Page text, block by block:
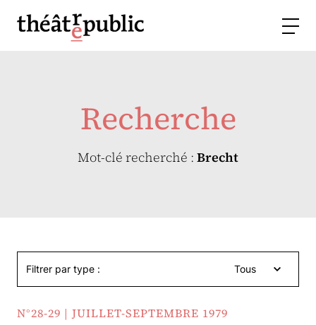
Recherche
Mot-clé recherché : Brecht
Filtrer par type : Tous
N°28-29 | JUILLET-SEPTEMBRE 1979